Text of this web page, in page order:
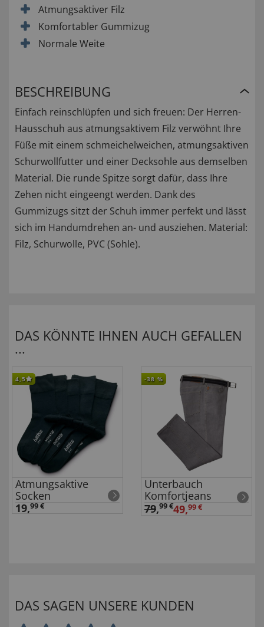
Atmungsaktiver Filz
Komfortabler Gummizug
Normale Weite
BESCHREIBUNG
Einfach reinschlüpfen und sich freuen: Der Herren-
Hausschuh aus atmungsaktivem Filz verwöhnt Ihre
Füße mit einem schmeichelweichen, atmungsaktiven
Schurwollfutter und einer Decksohle aus demselben
Material. Die runde Spitze sorgt dafür, dass Ihre
Zehen nicht eingeengt werden. Dank des
Gummizugs sitzt der Schuh immer perfekt und lässt
sich im Handumdrehen an- und ausziehen. Material:
Filz, Schurwolle, PVC (Sohle).
DAS KÖNNTE IHNEN AUCH GEFALLEN
...
4,5
Atmungsaktive
Socken
19,99 €
-38 %
Unterbauch
Komfortjeans
79,99 €49,99 €
DAS SAGEN UNSERE KUNDEN